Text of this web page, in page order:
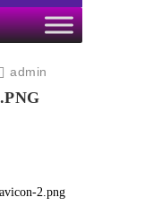
admin
2.png